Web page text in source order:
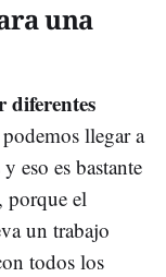
una
diferentes
llegar a
eso es bastante
porque el
un trabajo
todos los